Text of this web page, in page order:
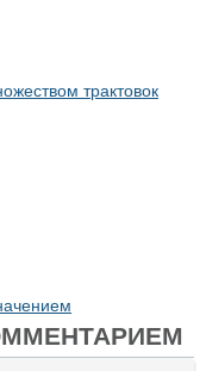
трактовок